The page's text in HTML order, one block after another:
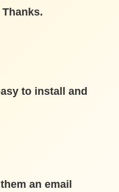
to install and
an email